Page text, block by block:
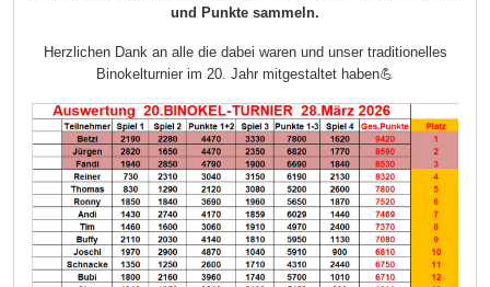
und Punkte sammeln.
Herzlichen Dank an alle die dabei waren und unser traditionelles
Binokelturnier im 20. Jahr mitgestaltet haben💪